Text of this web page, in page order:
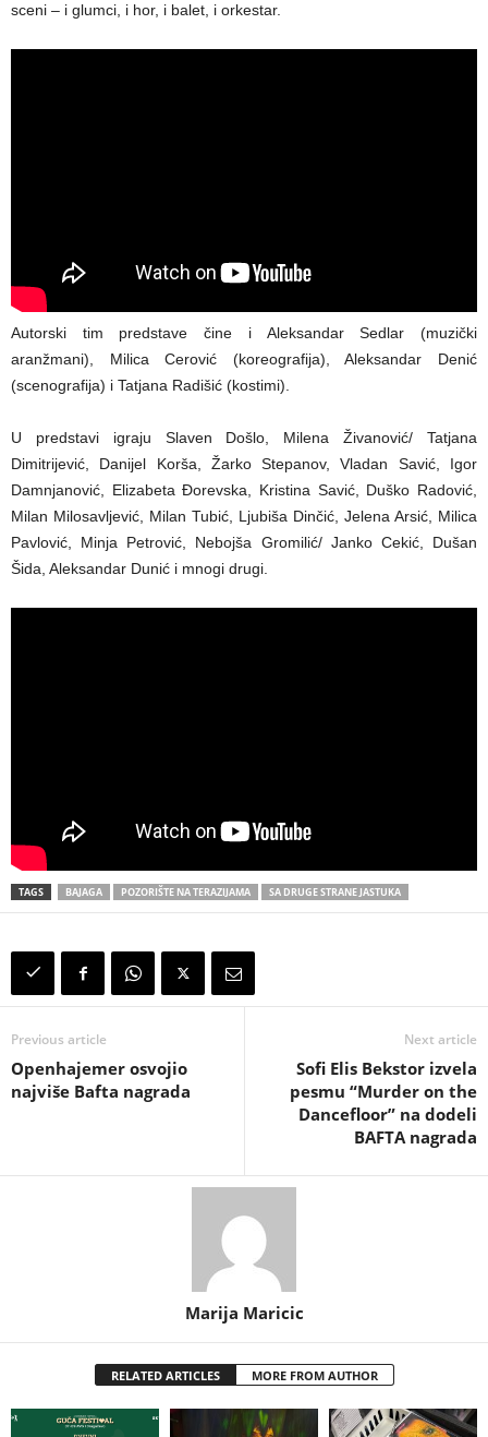
sceni – i glumci, i hor, i balet, i orkestar.
Autorski tim predstave čine i Aleksandar Sedlar (muzički
aranžmani), Milica Cerović (koreografija), Aleksandar Denić
(scenografija) i Tatjana Radišić (kostimi).
U predstavi igraju Slaven Došlo, Milena Živanović/ Tatjana
Dimitrijević, Danijel Korša, Žarko Stepanov, Vladan Savić, Igor
Damnjanović, Elizabeta Ðorevska, Kristina Savić, Duško Radović,
Milan Milosavljević, Milan Tubić, Ljubiša Dinčić, Jelena Arsić, Milica
Pavlović, Minja Petrović, Nebojša Gromilić/ Janko Cekić, Dušan
Šida, Aleksandar Dunić i mnogi drugi.
TAGS BAJAGA POZORIŠTE NA TERAZIJAMA SA DRUGE STRANE JASTUKA
Previous article
Openhajemer osvojio
najviše Bafta nagrada
Next article
Sofi Elis Bekstor izvela
pesmu “Murder on the
Dancefloor” na dodeli
BAFTA nagrada
Marija Maricic
RELATED ARTICLES MORE FROM AUTHOR